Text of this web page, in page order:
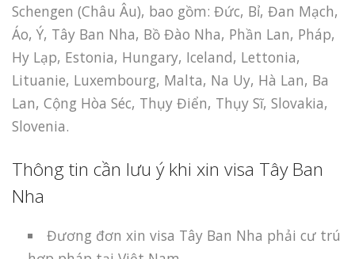
Schengen (Châu Âu), bao gồm: Đức, Bỉ, Đan Mạch,
Áo, Ý, Tây Ban Nha, Bồ Đào Nha, Phần Lan, Pháp,
Hy Lạp, Estonia, Hungary, Iceland, Lettonia,
Lituanie, Luxembourg, Malta, Na Uy, Hà Lan, Ba
Lan, Cộng Hòa Séc, Thụy Điển, Thụy Sĩ, Slovakia,
Slovenia.
Thông tin cần lưu ý khi xin visa Tây Ban
Nha
Đương đơn xin visa Tây Ban Nha phải cư trú